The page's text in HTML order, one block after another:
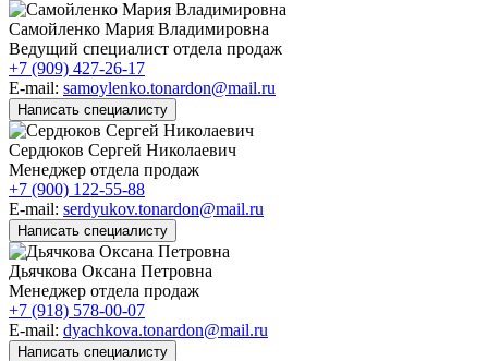
Самойленко Мария Владимировна
Ведущий специалист отдела продаж
+7 (909) 427-26-17
E-mail: samoylenko.tonardon@mail.ru
Написать специалисту
Сердюков Сергей Николаевич
Менеджер отдела продаж
+7 (900) 122-55-88
E-mail: serdyukov.tonardon@mail.ru
Написать специалисту
Дьячкова Оксана Петровна
Менеджер отдела продаж
+7 (918) 578-00-07
E-mail: dyachkova.tonardon@mail.ru
Написать специалисту